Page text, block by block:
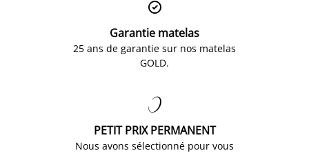

Garantie matelas
25 ans de garantie sur nos matelas
GOLD.

PETIT PRIX PERMANENT
Nous avons sélectionné pour vous